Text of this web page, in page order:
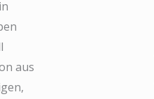
aus